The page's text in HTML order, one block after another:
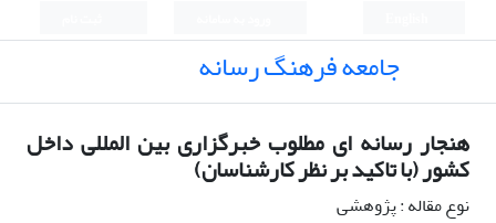
جامعه فرهنگ رسانه
هنجار رسانه ای مطلوب خبرگزاری بین المللی داخل
کشور (با تاکید بر نظر کارشناسان)
نوع مقاله : پژوهشی